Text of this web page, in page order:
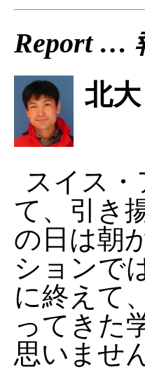
Report …
北
スイス
て、引き
の日は朝
ションで
に終えて
ってきた
思いませ